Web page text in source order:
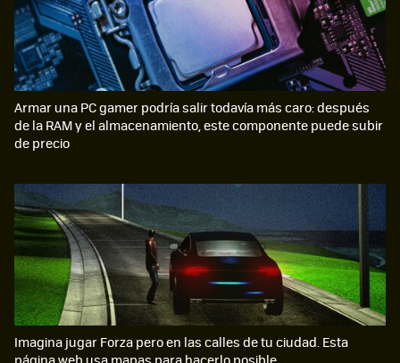
Armar una PC gamer podría salir todavía más caro: después
de la RAM y el almacenamiento, este componente puede subir
de precio
Imagina jugar Forza pero en las calles de tu ciudad. Esta
página web usa mapas para hacerlo posible